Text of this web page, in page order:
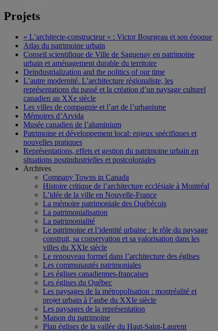
Projets
« L’architecte-constructeur » : Victor Bourgeau et son époque
Atlas du patrimoine urbain
Conseil scientifique de Ville de Saguenay en patrimoine
urbain et aménagement durable du territoire
Deindustrialization and the politics of our time
L’autre modernité. L’architecture régionaliste, les
représentations du passé et la création d’un paysage culturel
canadien au XXe siècle
Les villes de compagnie et l’art de l’urbanisme
Mémoires d’Arvida
Musée canadien de l’aluminium
Patrimoine et développement local: enjeux spécifiques et
nouvelles pratiques
Représentations, effets et gestion du patrimoine urbain en
situations postindustrielles et postcoloniales
Archives
Company Towns in Canada
Histoire critique de l’architecture ecclésiale à Montréal
L’idée de la ville en Nouvelle-France
La mémoire patrimoniale des Québécois
La patrimonialisation
La patrimonialité
Le patrimoine et l’identité urbaine : le rôle du paysage
construit, sa conservation et sa valorisation dans les
villes du XXIe siècle
Le renouveau formel dans l’architecture des églises
Les communautés patrimoniales
Les églises canadiennes-françaises
Les églises du Québec
Les paysages de la métropolisation : montréalité et
projet urbain à l’aube du XXIe siècle
Les paysages de la représentation
Maison du patrimoine
Plan églises de la vallée du Haut-Saint-Laurent